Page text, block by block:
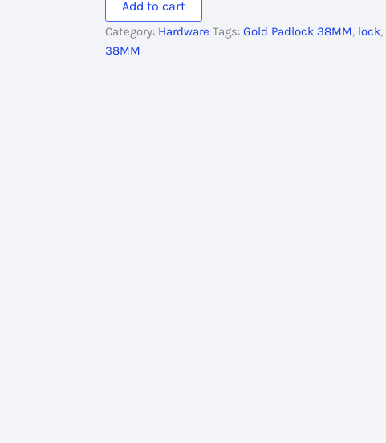
quantity
Add to cart
Category: Hardware Tags:Gold Padlock 38MM, lock,
38MM